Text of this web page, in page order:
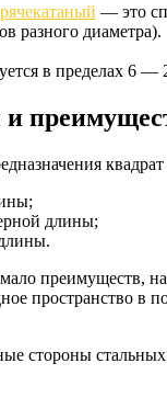
— это
разного диаметра).
в пределах 6 —
и
длины;
преимуществ,
пространство в
стороны стальных